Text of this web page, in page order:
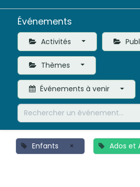
Événements
Activités
Thèmes
Événements à venir
Enfants × Ados et